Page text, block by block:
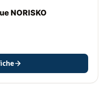
NORISKO